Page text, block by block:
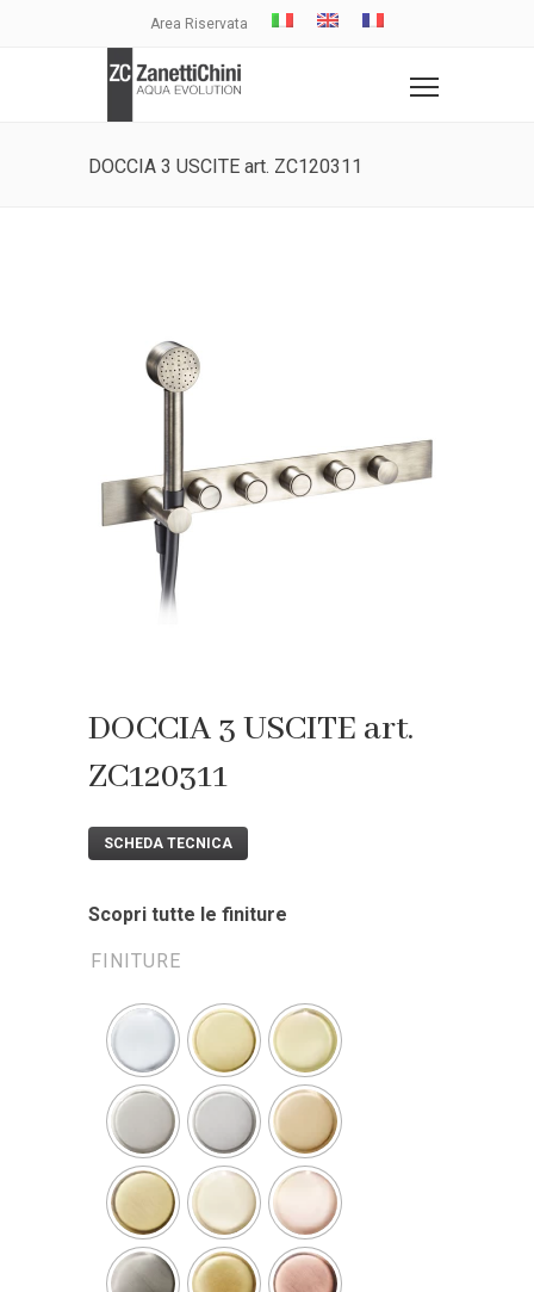
Area Riservata
DOCCIA 3 USCITE art. ZC120311
DOCCIA 3 USCITE art.
ZC120311
SCHEDA TECNICA
Scopri tutte le finiture
FINITURE